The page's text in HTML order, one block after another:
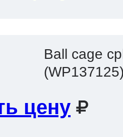
Ball cage
цену